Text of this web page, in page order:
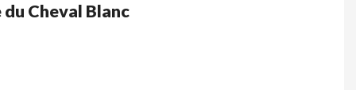
Cheval Blanc